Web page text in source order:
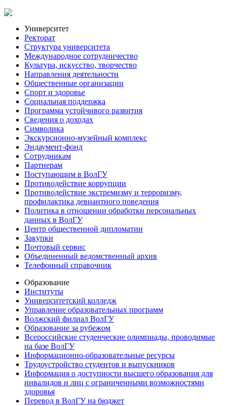
Университет
Ректорат
Структура университета
Международное сотрудничество
Культура, искусство, творчество
Направления деятельности
Общественные организации
Спорт и здоровье
Социальная поддержка
Программа устойчивого развития
Сведения о доходах
Символика
Экскурсионно-музейный комплекс
Эндаумент-фонд
Сотрудникам
Партнерам
Поступающим в ВолГУ
Противодействие коррупции
Противодействие экстремизму и терроризму,
профилактика девиантного поведения
Политика в отношении обработки персональных
данных в ВолГУ
Центр общественной дипломатии
Закупки
Почтовый сервис
Объединенный ведомственный архив
Телефонный справочник
Образование
Институты
Университетский колледж
Управление образовательных программ
Волжский филиал ВолГУ
Образование за рубежом
Всероссийские студенческие олимпиады, проводимые
на базе ВолГУ
Информационно-образовательные ресурсы
Трудоустройство студентов и выпускников
Информация о доступности высшего образования для
инвалидов и лиц с ограниченными возможностями
здоровья
Перевод в ВолГУ на бюджет